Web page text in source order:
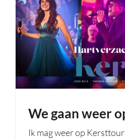
We gaan weer
Ik mag weer op